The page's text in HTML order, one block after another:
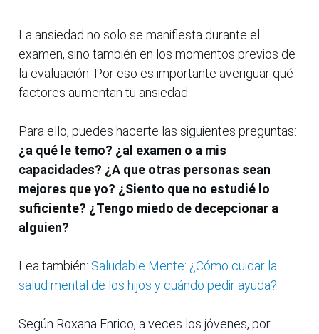
La ansiedad no solo se manifiesta durante el
examen, sino también en los momentos previos de
la evaluación. Por eso es importante averiguar qué
factores aumentan tu ansiedad.
Para ello, puedes hacerte las siguientes preguntas:
¿a qué le temo? ¿al examen o a mis
capacidades? ¿A que otras personas sean
mejores que yo? ¿Siento que no estudié lo
suficiente? ¿Tengo miedo de decepcionar a
alguien?
Lea también: Saludable Mente: ¿Cómo cuidar la
salud mental de los hijos y cuándo pedir ayuda?
Según Roxana Enrico, a veces los jóvenes, por